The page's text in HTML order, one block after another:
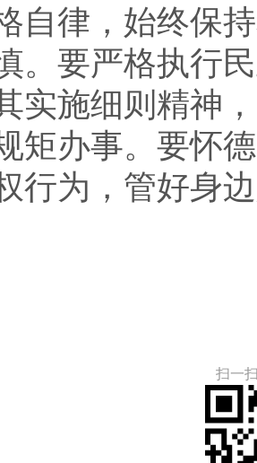
自律，始终保
。要严格执行
实施细则精神
矩办事。要怀
行为，管好身
扫一